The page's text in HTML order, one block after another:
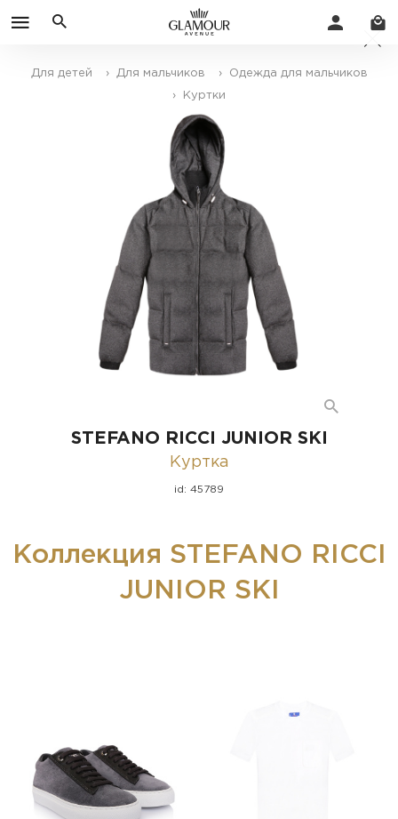
Для детей › Для мальчиков › Одежда для мальчиков
› Куртки
STEFANO RICCI JUNIOR SKI
Куртка
id: 45789
Коллекция STEFANO RICCI
JUNIOR SKI